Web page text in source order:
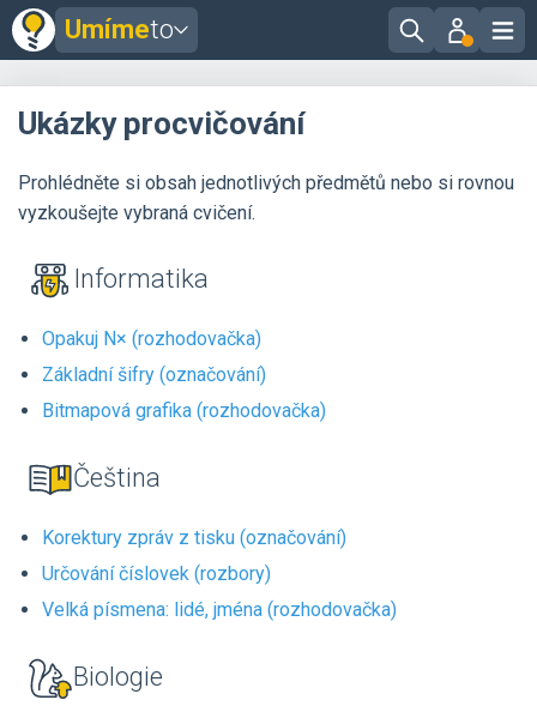
Umímeto
Ukázky procvičování
Prohlédněte si obsah jednotlivých předmětů nebo si rovnou
vyzkoušejte vybraná cvičení.
Informatika
Opakuj N× (rozhodovačka)
Základní šifry (označování)
Bitmapová grafika (rozhodovačka)
Čeština
Korektury zpráv z tisku (označování)
Určování číslovek (rozbory)
Velká písmena: lidé, jména (rozhodovačka)
Biologie